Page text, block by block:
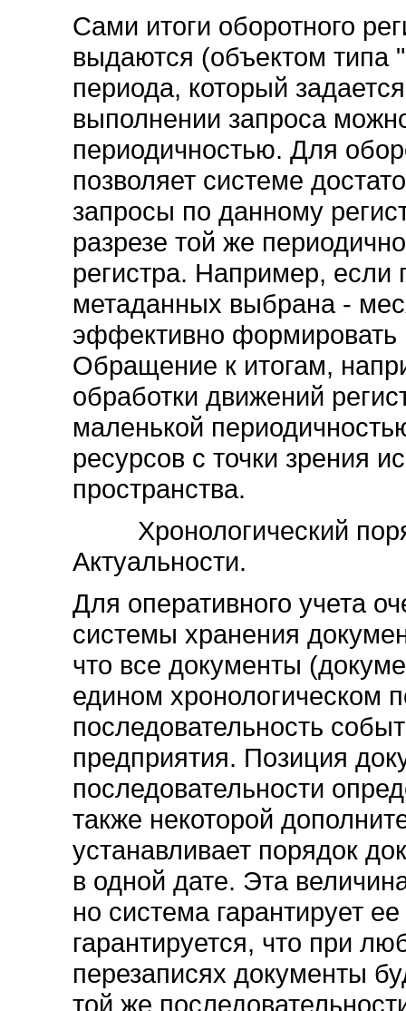
Сами итоги оборотного
выдаются (объектом типа
периода, который
выполнении запроса
периодичностью. Для
позволяет системе
запросы по данному
разрезе той же
регистра. Например, если
метаданных выбрана -
эффективно формировать
Обращение к итогам,
обработки движений
маленькой
ресурсов с точки зрения
пространства.
Хронологический
Актуальности.
Для оперативного учета
системы хранения
что все документы
едином хронологическом
последовательность
предприятия. Позиция
последовательности
также некоторой
устанавливает порядок
в одной дате. Эта
но система гарантирует
гарантируется, что при
перезаписях документы
той же